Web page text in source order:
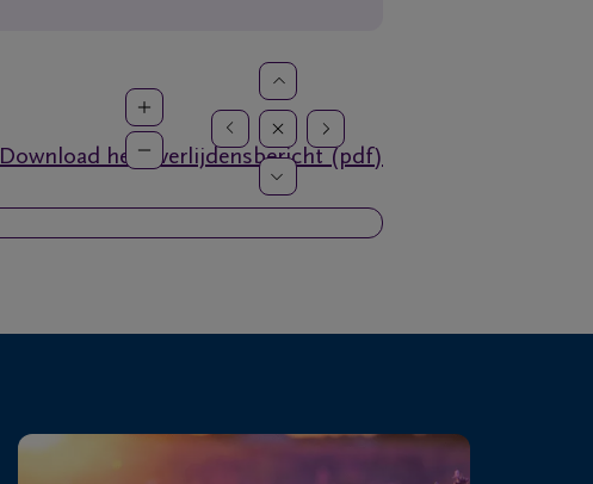
Download het overlijdensbericht (pdf)